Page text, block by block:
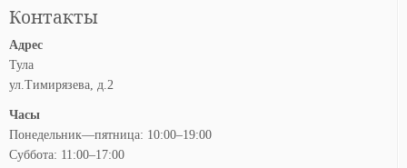
Контакты
Адрес
Тула
ул.Тимирязева, д.2
Часы
Понедельник—пятница: 10:00–19:00
Суббота: 11:00–17:00